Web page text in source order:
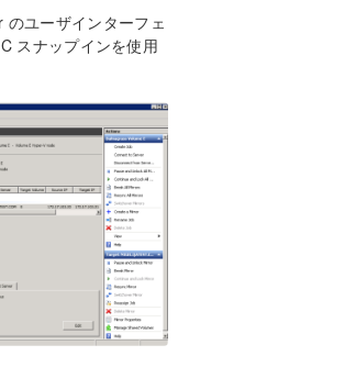
インターフェース
コンポーネント
の管理
イド
問
ューティング
ブレインリカバリ
ユーザインターフェ
スナップインを使用